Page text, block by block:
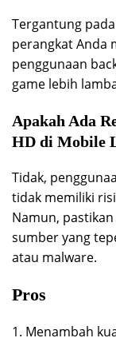
Tergantung
perangkat Anda
penggunaan
game lebih
Apakah Ada
HD di Mobile
Tidak,
tidak memiliki
Namun,
sumber yang
atau malware.
Pros
1. Menambah